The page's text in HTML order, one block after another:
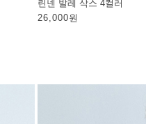
린넨 발레 삭스 4컬러
26,000원